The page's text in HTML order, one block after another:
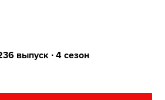
выпуск ∙ 4 сезон